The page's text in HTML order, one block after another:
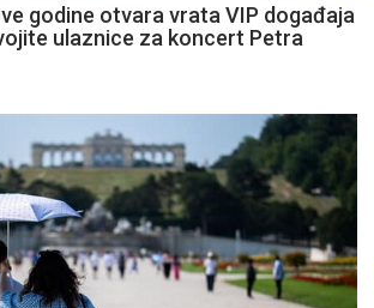
godine otvara vrata VIP događaja
ulaznice za koncert Petra